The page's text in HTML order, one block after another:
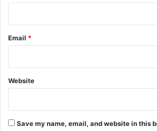
Email *
Website
Save my name, email, and website in this